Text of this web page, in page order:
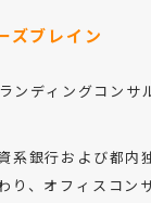
ズブレイン
ンディングコンサ
系銀行および都内
り、オフィスコン